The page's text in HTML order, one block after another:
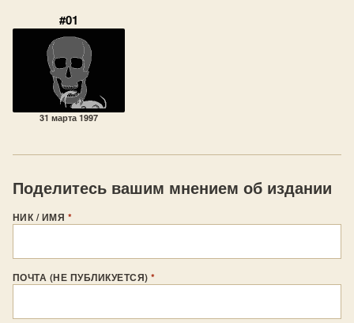
#01
31 марта 1997
Поделитесь вашим мнением об издании
НИК / ИМЯ *
ПОЧТА (НЕ ПУБЛИКУЕТСЯ)*